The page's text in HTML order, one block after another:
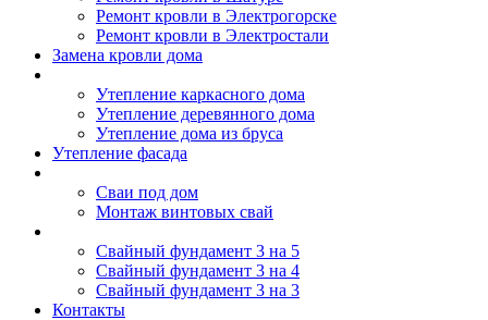
Ремонт кровли в Электрогорске
Ремонт кровли в Электростали
Замена кровли дома
Утепление каркасного дома
Утепление деревянного дома
Утепление дома из бруса
Утепление фасада
Сваи под дом
Монтаж винтовых свай
Свайный фундамент 3 на 5
Свайный фундамент 3 на 4
Свайный фундамент 3 на 3
Контакты